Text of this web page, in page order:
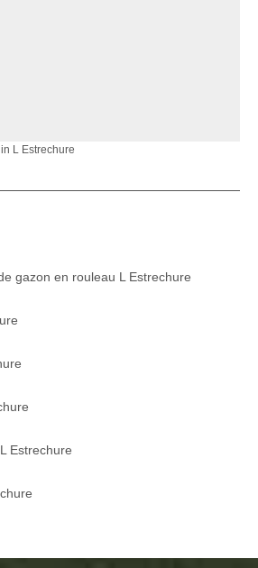
L Estrechure
gazon en rouleau L Estrechure
Estrechure